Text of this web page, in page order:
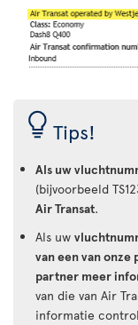
Tips!
Als uw
(bijvoorbeeld
Air Transat.
Als uw
van een van onze
partner meer
van die van Air
informatie